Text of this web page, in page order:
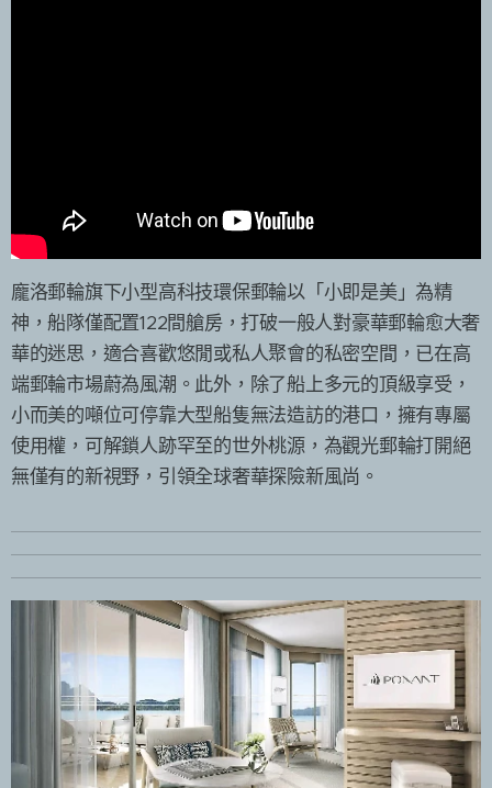
龐洛郵輪旗下小型高科技環保郵輪以「小即是美」為精
神，船隊僅配置122間艙房，打破一般人對豪華郵輪愈大奢
華的迷思，適合喜歡悠閒或私人聚會的私密空間，已在高
端郵輪市場蔚為風潮。此外，除了船上多元的頂級享受，
小而美的噸位可停靠大型船隻無法造訪的港口，擁有專屬
使用權，可解鎖人跡罕至的世外桃源，為觀光郵輪打開絕
無僅有的新視野，引領全球奢華探險新風尚。